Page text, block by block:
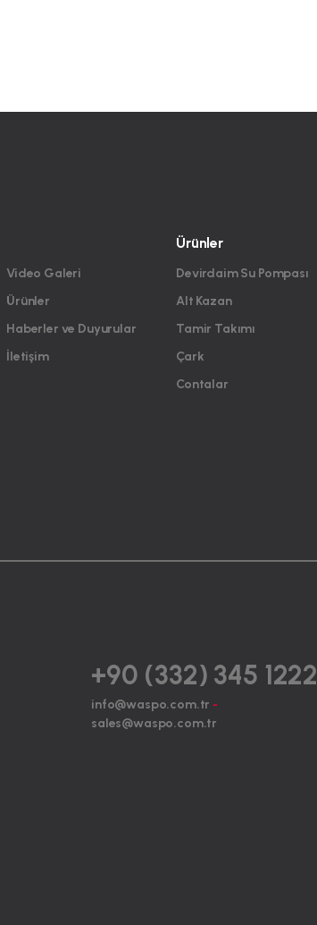
Video Galeri
Ürünler
Haberler ve Duyurular
İletişim
Ürünler
Devirdaim Su Pompası
Alt Kazan
Tamir Takımı
Çark
Contalar
+90 (332) 345 1222
info@waspo.com.tr -
sales@waspo.com.tr